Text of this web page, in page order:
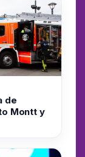
de
Montt y